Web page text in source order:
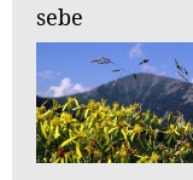
sebe